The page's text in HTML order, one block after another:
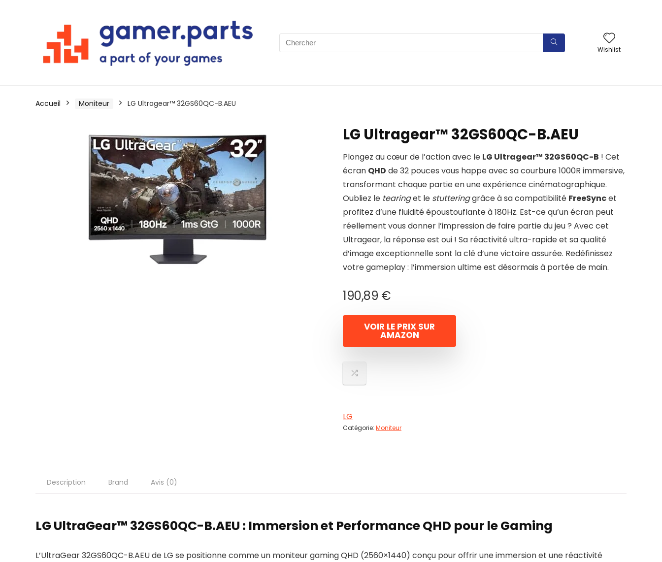
Search
for:
Wishlist
Accueil Moniteur LG Ultragear™ 32GS60QC-B.AEU
LG Ultragear™ 32GS60QC-B.AEU
Plongez au cœur de l’action avec le LG Ultragear™ 32GS60QC-B ! Cet
écran QHD de 32 pouces vous happe avec sa courbure 1000R immersive,
transformant chaque partie en une expérience cinématographique.
Oubliez le tearinget le stutteringgrâce à sa compatibilité FreeSyncet
profitez d’une fluidité époustouflante à 180Hz. Est-ce qu’un écran peut
réellement vous donner l’impression de faire partie du jeu ? Avec cet
Ultragear, la réponse est oui ! Sa réactivité ultra-rapide et sa qualité
d’image exceptionnelle sont la clé d’une victoire assurée. Redéfinissez
votre gameplay : l’immersion ultime est désormais à portée de main.
190,89 €
VOIR LE PRIX SUR
AMAZON
LG
Catégorie: Moniteur
Description Brand Avis (0)
LG UltraGear™ 32GS60QC-B.AEU : Immersion et Performance QHD pour le Gaming
L’UltraGear 32GS60QC-B.AEU de LG se positionne comme un moniteur gaming QHD (2560×1440) conçu pour offrir une immersion et une réactivité